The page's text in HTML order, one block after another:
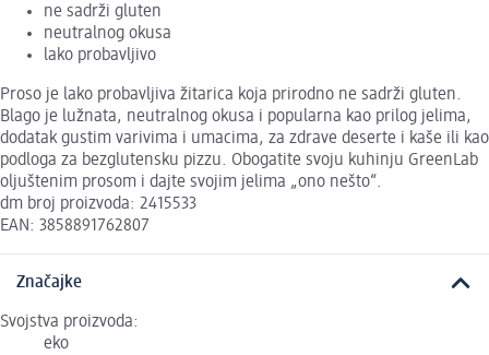
ne sadrži gluten
neutralnog okusa
lako probavljivo
Proso je lako probavljiva žitarica koja prirodno ne sadrži gluten.
Blago je lužnata, neutralnog okusa i popularna kao prilog jelima,
dodatak gustim varivima i umacima, za zdrave deserte i kaše ili kao
podloga za bezglutensku pizzu. Obogatite svoju kuhinju GreenLab
oljuštenim prosom i dajte svojim jelima „ono nešto“.
dm broj proizvoda: 2415533
EAN: 3858891762807
Značajke
Svojstva proizvoda:
eko